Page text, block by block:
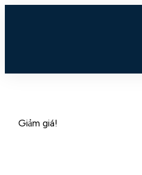
Giảm giá!